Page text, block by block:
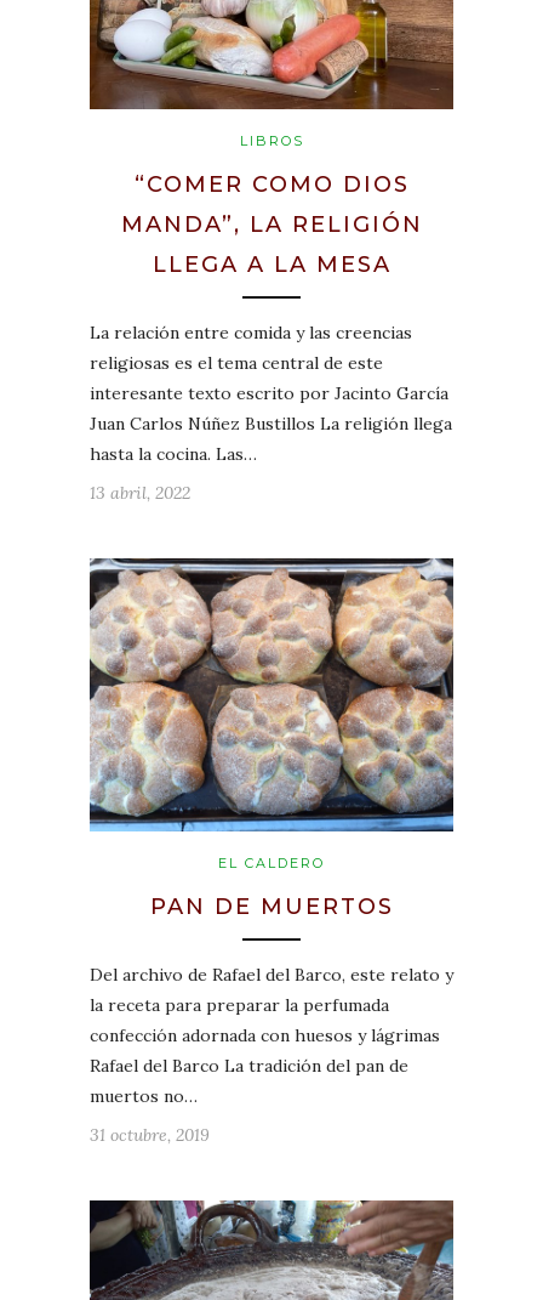
LIBROS
“COMER COMO DIOS
MANDA”, LA RELIGIÓN
LLEGA A LA MESA
La relación entre comida y las creencias
religiosas es el tema central de este
interesante texto escrito por Jacinto García
Juan Carlos Núñez Bustillos La religión llega
hasta la cocina. Las…
13 abril, 2022
EL CALDERO
PAN DE MUERTOS
Del archivo de Rafael del Barco, este relato y
la receta para preparar la perfumada
confección adornada con huesos y lágrimas
Rafael del Barco La tradición del pan de
muertos no…
31 octubre, 2019